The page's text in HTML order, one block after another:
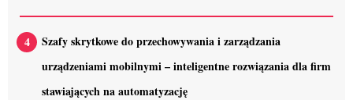
Szafy skrytkowe do przechowywania i zarządzania
urządzeniami mobilnymi – inteligentne rozwiązania dla firm
stawiających na automatyzację